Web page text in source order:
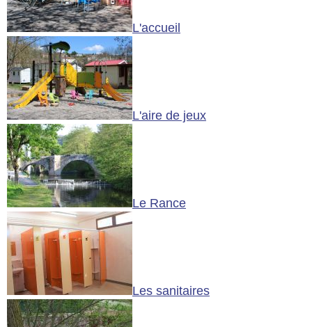
L'accueil
L'aire de jeux
Le Rance
Les sanitaires